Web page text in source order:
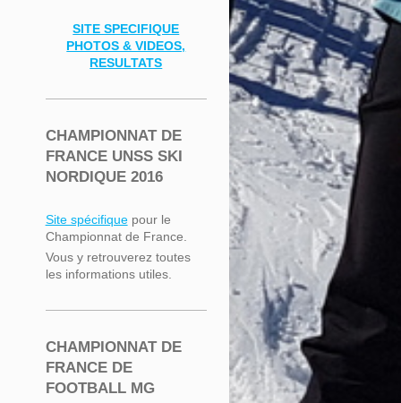
SITE SPECIFIQUE
PHOTOS & VIDEOS,
RESULTATS
CHAMPIONNAT DE
FRANCE UNSS SKI
NORDIQUE 2016
Site spécifiquepour le
Championnat de France.
Vous y retrouverez toutes
les informations utiles.
CHAMPIONNAT DE
FRANCE DE
FOOTBALL MG